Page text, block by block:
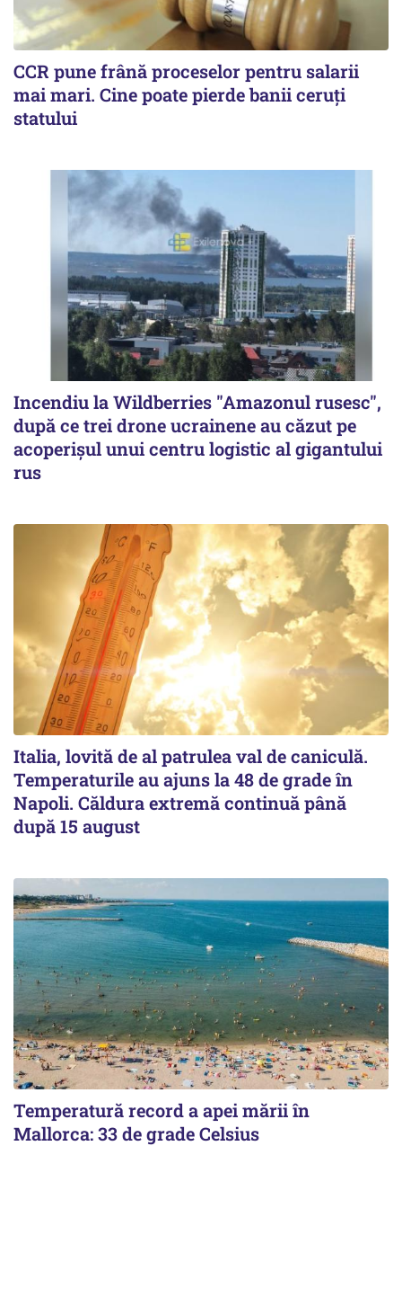
CCR pune frână proceselor pentru salarii
mai mari. Cine poate pierde banii ceruți
statului
Incendiu la Wildberries "Amazonul rusesc",
după ce trei drone ucrainene au căzut pe
acoperişul unui centru logistic al gigantului
rus
Italia, lovită de al patrulea val de caniculă.
Temperaturile au ajuns la 48 de grade în
Napoli. Căldura extremă continuă până
după 15 august
Temperatură record a apei mării în
Mallorca: 33 de grade Celsius